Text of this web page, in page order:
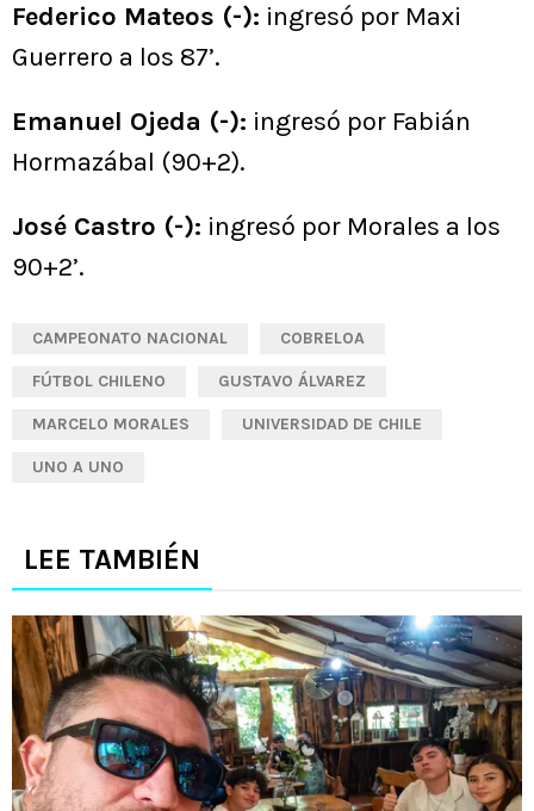
Federico Mateos (-): ingresó por Maxi
Guerrero a los 87’.
Emanuel Ojeda (-): ingresó por Fabián
Hormazábal (90+2).
José Castro (-): ingresó por Morales a los
90+2’.
CAMPEONATO NACIONAL COBRELOA
FÚTBOL CHILENO GUSTAVO ÁLVAREZ
MARCELO MORALES UNIVERSIDAD DE CHILE
UNO A UNO
LEE TAMBIÉN